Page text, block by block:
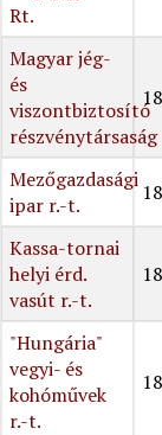
Rt.
Magyar jég-
és
viszontbiztosító
részvénytársaság
Mezőgazdasági
ipar r.-t.
Kassa-tornai
helyi érd.
vasút r.-t.
"Hungária"
vegyi- és
kohóművek
r.-t.